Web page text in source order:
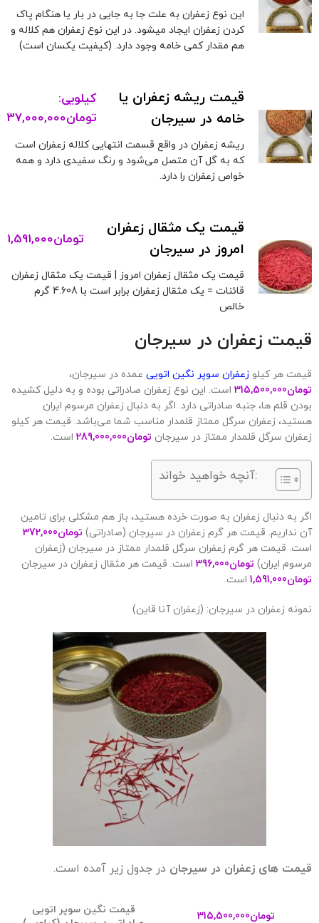
این نوع زعفران به علت جا به جایی در بار یا هنگام پاک
کردن زعفران ایجاد میشود. در این نوع زعفران هم کلاله و
هم مقدار کمی خامه وجود دارد. (کیفیت یکسان است)
قیمت ریشه زعفران یا
خامه در سیرجان
کیلویی:
تومان37,000,000
ریشه زعفران در واقع قسمت انتهایی کلاله زعفران است
که به گل آن متصل می‌شود و رنگ سفیدی دارد و همه
خواص زعفران را دارد.
قیمت یک مثقال زعفران
امروز در سیرجان
تومان1,591,000
قیمت یک مثقال زعفران امروز | قیمت یک مثقال زعفران
قائنات = یک مثقال زعفران برابر است با 4.608 گرم
خالص
قیمت زعفران در سیرجان
قیمت هر کیلو زعفران سوپر نگین اتویی عمده در سیرجان،
تومان315,500,000 است. این نوع زعفران صادراتی بوده و به دلیل کشیده
بودن قلم ها، جنبه صادراتی دارد. اگر به دنبال زعفران مرسوم ایران
هستید، زعفران سرگل ممتاز قلمدار مناسب شما می‌باشد. قیمت هر کیلو
زعفران سرگل قلمدار ممتاز در سیرجان تومان289,000,000 است.
آنچه خواهید خواند:
اگر به دنبال زعفران به صورت خرده هستید، باز هم مشکلی برای تامین
آن نداریم. قیمت هر گرم زعفران در سیرجان (صادراتی) تومان372,000
است. قیمت هر گرم زعفران سرگل قلمدار ممتاز در سیرجان (زعفران
مرسوم ایران) تومان396,000 است. قیمت هر مثقال زعفران در سیرجان
تومان1,591,000 است.
نمونه زعفران در سیرجان: (زعفران آنا قاین)
قیمت های زعفران در سیرجان در جدول زیر آمده است.
تومان315,500,000
قیمت نگین سوپر اتویی